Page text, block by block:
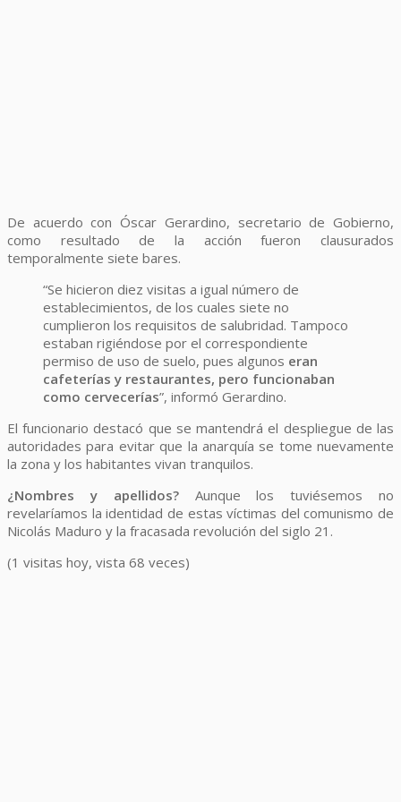
De acuerdo con Óscar Gerardino, secretario de Gobierno,
como resultado de la acción fueron clausurados
temporalmente siete bares.
“Se hicieron diez visitas a igual número de
establecimientos, de los cuales siete no
cumplieron los requisitos de salubridad. Tampoco
estaban rigiéndose por el correspondiente
permiso de uso de suelo, pues algunos eran
cafeterías y restaurantes, pero funcionaban
como cervecerías”, informó Gerardino.
El funcionario destacó que se mantendrá el despliegue de las
autoridades para evitar que la anarquía se tome nuevamente
la zona y los habitantes vivan tranquilos.
¿Nombres y apellidos?Aunque los tuviésemos no
revelaríamos la identidad de estas víctimas del comunismo de
Nicolás Maduro y la fracasada revolución del siglo 21.
(1 visitas hoy, vista 68 veces)